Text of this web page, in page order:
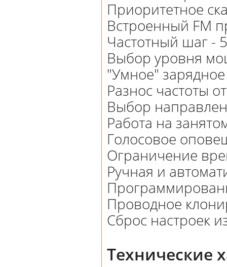
Приоритетное
Встроенный FM
Частотный шаг -
Выбор уровня
"Умное" зарядное
Разнос частоты
Выбор
Работа на
Голосовое
Ограничение
Ручная и
Проводное
Сброс настроек
Технические